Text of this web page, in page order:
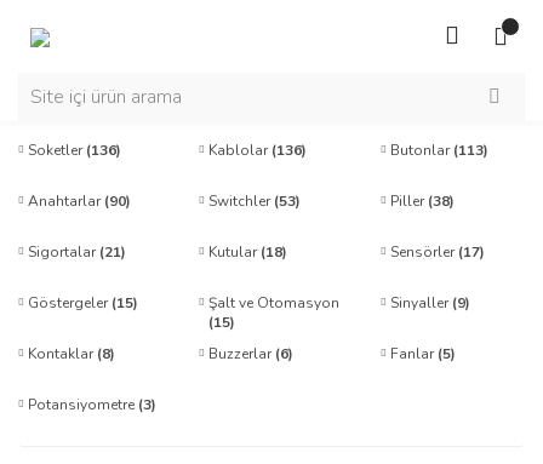
Soketler(136) Kablolar(136) Butonlar(113)
Anahtarlar(90) Switchler(53) Piller(38)
Sigortalar(21) Kutular(18) Sensörler(17)
Göstergeler(15)
Şalt ve Otomasyon
(15)
Sinyaller(9)
Kontaklar(8) Buzzerlar(6) Fanlar(5)
Potansiyometre (3)